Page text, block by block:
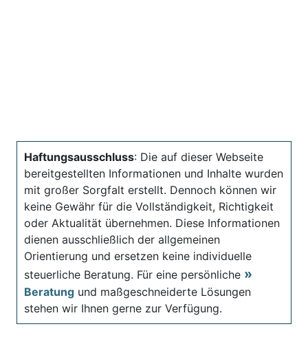
Haftungsausschluss: Die auf dieser Webseite
bereitgestellten Informationen und Inhalte wurden
mit großer Sorgfalt erstellt. Dennoch können wir
keine Gewähr für die Vollständigkeit, Richtigkeit
oder Aktualität übernehmen. Diese Informationen
dienen ausschließlich der allgemeinen
Orientierung und ersetzen keine individuelle
steuerliche Beratung. Für eine persönliche
Beratung und maßgeschneiderte Lösungen
stehen wir Ihnen gerne zur Verfügung.